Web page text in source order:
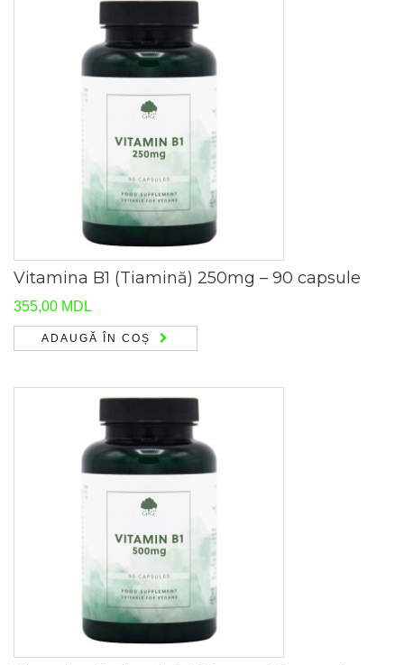
Vitamina B1 (Tiamină) 250mg – 90 capsule
355,00 MDL
ADAUGĂ ÎN COȘ